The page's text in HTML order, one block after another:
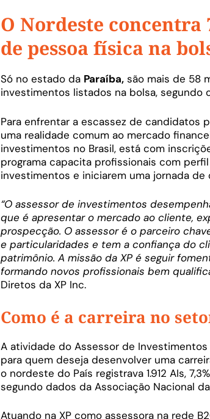
O Nordeste concentra
de pessoa física na
Só no estado da Paraíba, são mais de 58
investimentos listados na bolsa, segundo
Para enfrentar a escassez de candidatos
uma realidade comum ao mercado
investimentos no Brasil, está com
programa capacita profissionais com
investimentos e iniciarem uma jornada
“O assessor de investimentos
que é apresentar o mercado ao cliente,
prospecção. O assessor é o parceiro
e particularidades e tem a confiança do
patrimônio. A missão da XP é seguir
formando novos profissionais bem
Diretos da XP Inc.
Como é a carreira no
A atividade do Assessor de
para quem deseja desenvolver uma
o nordeste do País registrava 1.912 AIs,
segundo dados da Associação Nacional
Atuando na XP como assessora na rede